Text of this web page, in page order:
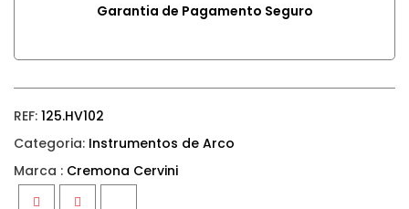
Garantia de Pagamento Seguro
REF: 125.HV102
Categoria: Instrumentos de Arco
Marca : Cremona Cervini